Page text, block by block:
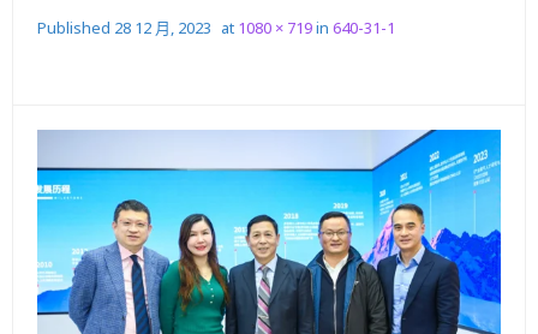
Published 28 12 月, 2023 at 1080 × 719in 640-31-1